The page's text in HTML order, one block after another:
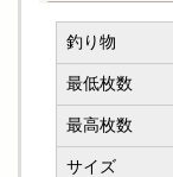
釣り物
最低枚数
最高枚数
サイズ